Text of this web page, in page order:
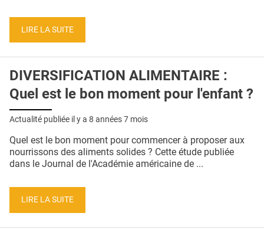
LIRE LA SUITE
DIVERSIFICATION ALIMENTAIRE :
Quel est le bon moment pour l'enfant ?
Actualité publiée il y a 8 années 7 mois
Quel est le bon moment pour commencer à proposer aux
nourrissons des aliments solides ? Cette étude publiée
dans le Journal de l'Académie américaine de ...
LIRE LA SUITE